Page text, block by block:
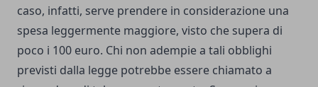
caso, infatti, serve prendere in considerazione una
spesa leggermente maggiore, visto che supera di
poco i 100 euro. Chi non adempie a tali obblighi
previsti dalla legge potrebbe essere chiamato a